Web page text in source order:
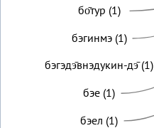
бо̄тур (1)
бэгинмэ (1)
бэгэдэ̄внэдукин-дэ̄ (1)
бэе (1)
бэел (1)